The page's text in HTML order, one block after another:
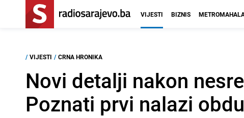
VIJESTI BIZNIS
/ VIJESTI / CRNA HRONIKA
Novi detalji nakon
Poznati prvi nalazi